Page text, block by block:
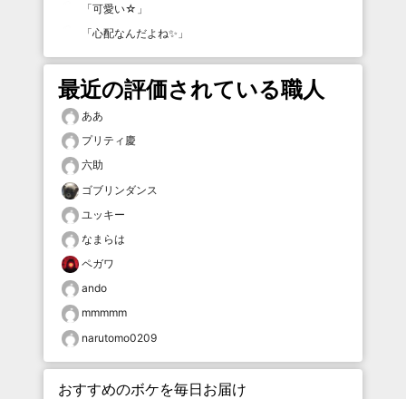
「可愛い☆ 」
「心配なんだよね✨ 」
最近の評価されている職人
ああ
プリティ慶
六助
ゴブリンダンス
ユッキー
なまらは
ペガワ
ando
mmmmm
narutomo0209
おすすめのボケを毎日お届け